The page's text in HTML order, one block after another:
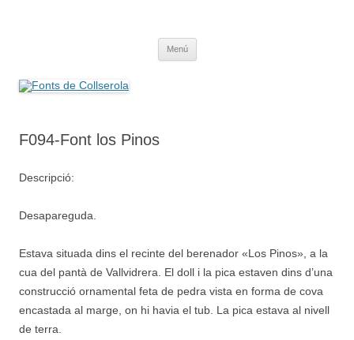
Menú
F094-Font los Pinos
Descripció:
Desapareguda.
Estava situada dins el recinte del berenador «Los Pinos», a la
cua del pantà de Vallvidrera. El doll i la pica estaven dins d’una
construcció ornamental feta de pedra vista en forma de cova
encastada al marge, on hi havia el tub. La pica estava al nivell
de terra.